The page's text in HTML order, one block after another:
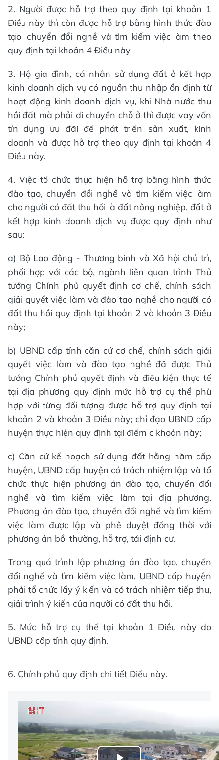
2. Người được hỗ trợ theo quy định tại khoản 1
Điều này thì còn được hỗ trợ bằng hình thức đào
tạo, chuyển đổi nghề và tìm kiếm việc làm theo
quy định tại khoản 4 Điều này.
3. Hộ gia đình, cá nhân sử dụng đất ở kết hợp
kinh doanh dịch vụ có nguồn thu nhập ổn định từ
hoạt động kinh doanh dịch vụ, khi Nhà nước thu
hồi đất mà phải di chuyển chỗ ở thì được vay vốn
tín dụng ưu đãi để phát triển sản xuất, kinh
doanh và được hỗ trợ theo quy định tại khoản 4
Điều này.
4. Việc tổ chức thực hiện hỗ trợ bằng hình thức
đào tạo, chuyển đổi nghề và tìm kiếm việc làm
cho người có đất thu hồi là đất nông nghiệp, đất ở
kết hợp kinh doanh dịch vụ được quy định như
sau:
a) Bộ Lao động - Thương binh và Xã hội chủ trì,
phối hợp với các bộ, ngành liên quan trình Thủ
tướng Chính phủ quyết định cơ chế, chính sách
giải quyết việc làm và đào tạo nghề cho người có
đất thu hồi quy định tại khoản 2 và khoản 3 Điều
này;
b) UBND cấp tỉnh căn cứ cơ chế, chính sách giải
quyết việc làm và đào tạo nghề đã được Thủ
tướng Chính phủ quyết định và điều kiện thực tế
tại địa phương quy định mức hỗ trợ cụ thể phù
hợp với từng đối tượng được hỗ trợ quy định tại
khoản 2 và khoản 3 Điều này; chỉ đạo UBND cấp
huyện thực hiện quy định tại điểm c khoản này;
c) Căn cứ kế hoạch sử dụng đất hằng năm cấp
huyện, UBND cấp huyện có trách nhiệm lập và tổ
chức thực hiện phương án đào tạo, chuyển đổi
nghề và tìm kiếm việc làm tại địa phương.
Phương án đào tạo, chuyển đổi nghề và tìm kiếm
việc làm được lập và phê duyệt đồng thời với
phương án bồi thường, hỗ trợ, tái định cư.
Trong quá trình lập phương án đào tạo, chuyển
đổi nghề và tìm kiếm việc làm, UBND cấp huyện
phải tổ chức lấy ý kiến và có trách nhiệm tiếp thu,
giải trình ý kiến của người có đất thu hồi.
5. Mức hỗ trợ cụ thể tại khoản 1 Điều này do
UBND cấp tỉnh quy định.
6. Chính phủ quy định chi tiết Điều này.